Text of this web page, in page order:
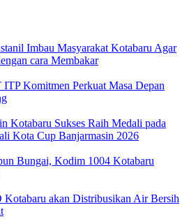
Imbau Masyarakat Kotabaru Agar
cara Membakar
Komitmen Perkuat Masa Depan
Kotabaru Sukses Raih Medali pada
Kota Cup Banjarmasin 2026
Bungai, Kodim 1004 Kotabaru
akan Distribusikan Air Bersih